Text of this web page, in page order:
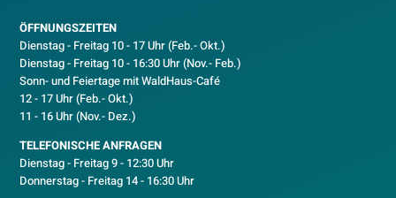
ÖFFNUNGSZEITEN
Dienstag - Freitag 10 - 17 Uhr (Feb.- Okt.)
Dienstag - Freitag 10 - 16:30 Uhr (Nov.- Feb.)
Sonn- und Feiertage mit WaldHaus-Café
12 - 17 Uhr (Feb.- Okt.)
11 - 16 Uhr (Nov.- Dez.)
TELEFONISCHE ANFRAGEN
Dienstag - Freitag 9 - 12:30 Uhr
Donnerstag - Freitag 14 - 16:30 Uhr